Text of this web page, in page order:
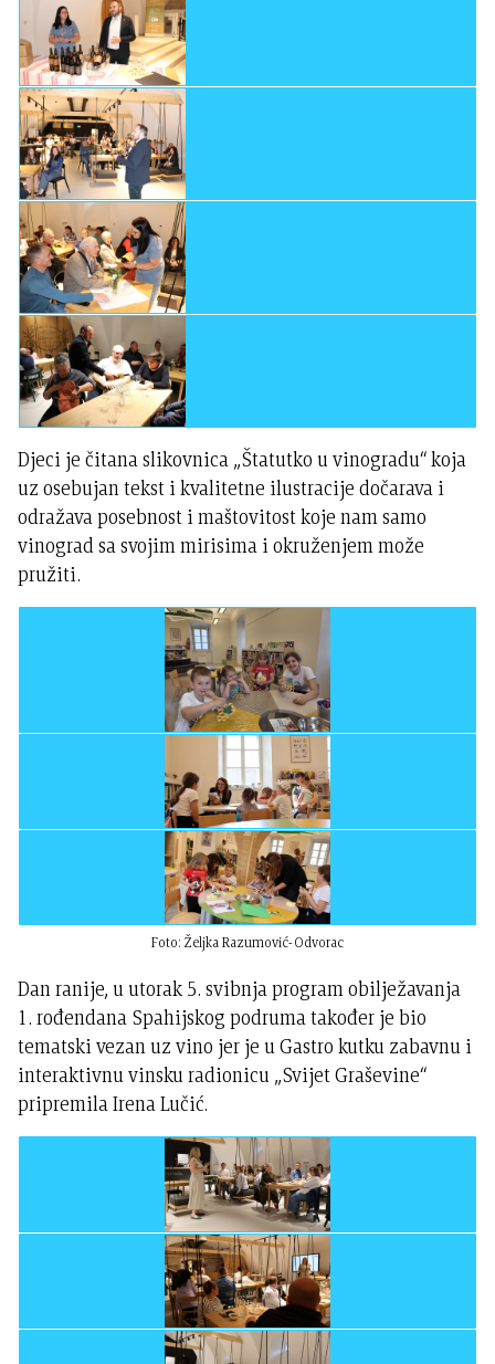
Djeci je čitana slikovnica „Štatutko u vinogradu“ koja
uz osebujan tekst i kvalitetne ilustracije dočarava i
odražava posebnost i maštovitost koje nam samo
vinograd sa svojim mirisima i okruženjem može
pružiti.
Foto: Željka Razumović-Odvorac
Dan ranije, u utorak 5. svibnja program obilježavanja
1. rođendana Spahijskog podruma također je bio
tematski vezan uz vino jer je u Gastro kutku zabavnu i
interaktivnu vinsku radionicu „Svijet Graševine“
pripremila Irena Lučić.